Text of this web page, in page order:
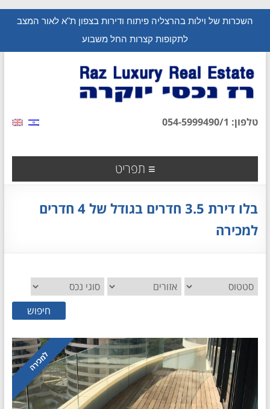
השכרות של וילות בהרצליה פיתוח ודירות בצפון ת"א לאור המצב
לתקופות קצרות החל משבוע
טלפון: 054-5999490/1
תפריט
בלו דירת 3.5 חדרים בגודל של 4 חדרים
למכירה
חיפוש
למכירה